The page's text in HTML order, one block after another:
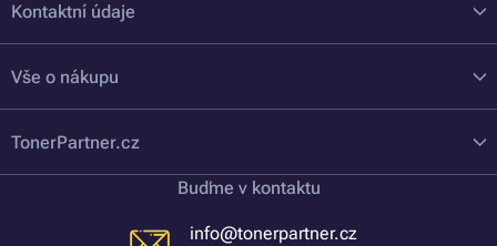
Kontaktní údaje
Vše o nákupu
TonerPartner.cz
Buďme v kontaktu
info@tonerpartner.cz